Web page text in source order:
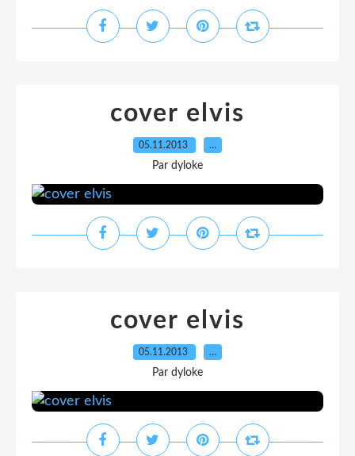
cover elvis
05.11.2013 …
Par dyloke
cover elvis
05.11.2013 …
Par dyloke